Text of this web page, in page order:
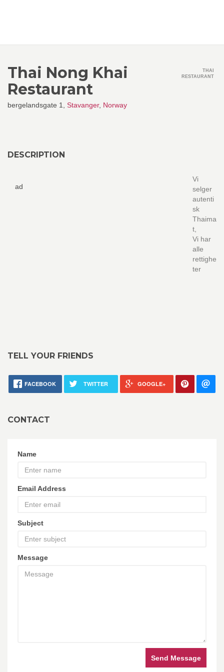
Thai Nong Khai
Restaurant
bergelandsgate 1, Stavanger, Norway
THAI
RESTAURANT
DESCRIPTION
ad
Vi
selger
autenti
sk
Thaima
t,
Vi har
alle
rettighe
ter
TELL YOUR FRIENDS
FACEBOOK TWITTER GOOGLE+
CONTACT
Name
Email Address
Subject
Message
Send Message